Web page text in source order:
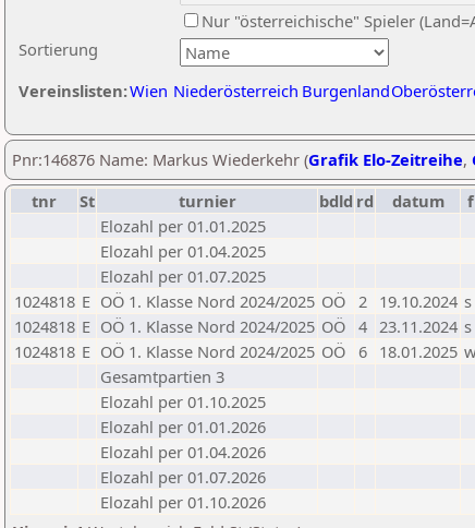
Sortierung
Nur "österreichische" Spieler
Vereinslisten:Wien Niederösterreich Burgenland
Pnr:146876 Name: Markus Wiederkehr (Grafik Elo-Zeitreihe,
tnr
St turnier bdld rd datum f
Elozahl per 01.01.2025
Elozahl per 01.04.2025
Elozahl per 01.07.2025
1024818 E OÖ 1. Klasse Nord 2024/2025 OÖ 2 19.10.2024 s
1024818 E OÖ 1. Klasse Nord 2024/2025 OÖ 4 23.11.2024 s
1024818 E OÖ 1. Klasse Nord 2024/2025 OÖ 6 18.01.2025
Gesamtpartien 3
Elozahl per 01.10.2025
Elozahl per 01.01.2026
Elozahl per 01.04.2026
Elozahl per 01.07.2026
Elozahl per 01.10.2026